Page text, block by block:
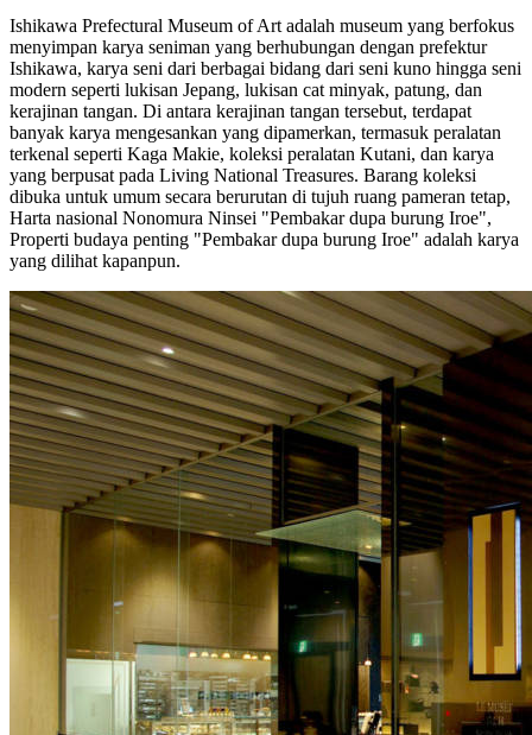
Ishikawa Prefectural Museum of Art adalah museum yang berfokus
menyimpan karya seniman yang berhubungan dengan prefektur
Ishikawa, karya seni dari berbagai bidang dari seni kuno hingga seni
modern seperti lukisan Jepang, lukisan cat minyak, patung, dan
kerajinan tangan. Di antara kerajinan tangan tersebut, terdapat
banyak karya mengesankan yang dipamerkan, termasuk peralatan
terkenal seperti Kaga Makie, koleksi peralatan Kutani, dan karya
yang berpusat pada Living National Treasures. Barang koleksi
dibuka untuk umum secara berurutan di tujuh ruang pameran tetap,
Harta nasional Nonomura Ninsei "Pembakar dupa burung Iroe",
Properti budaya penting "Pembakar dupa burung Iroe" adalah karya
yang dilihat kapanpun.